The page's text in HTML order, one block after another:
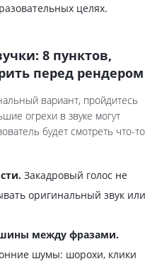
целях.
8 пунктов,
перед рендером
вариант, пройдитесь
огрехи в звуке могут
будет смотреть что-то
Закадровый голос не
оригинальный звук или
между фразами.
шумы: шорохи, клики